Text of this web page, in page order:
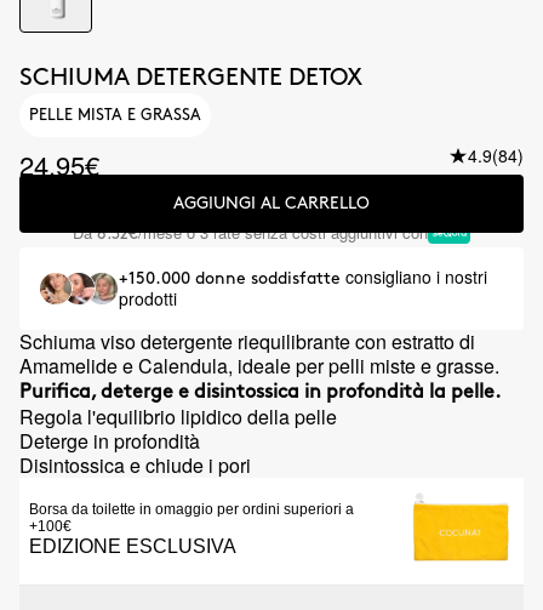
SCHIUMA DETERGENTE DETOX
PELLE MISTA E GRASSA
24.95€ 4.9(84)
AGGIUNGI AL CARRELLO
Da8.32€/mese o 3 rate senza costi aggiuntivi con
+150.000 donne soddisfatte consigliano i nostri
prodotti
Schiuma viso detergente riequilibrante con estratto di
Amamelide e Calendula, ideale per pelli miste e grasse.
Purifica, deterge e disintossica in profondità la pelle.
Regola l'equilibrio lipidico della pelle
Deterge in profondità
Disintossica e chiude i pori
Borsa da toilette in omaggio per ordini superiori a
+100€
EDIZIONE ESCLUSIVA